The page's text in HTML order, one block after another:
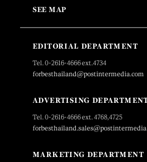
SEE MAP
EDITORIAL DEPARTMENT
Tel. 0-2616-4666 ext.4734
forbesthailand@postintermedia.com
ADVERTISING
Tel. 0-2616-4666 ext. 4768,4725
MARKETING DEPARTMENT